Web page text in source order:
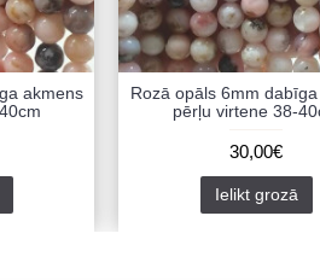
akmens
Rozā opāls 6mm
pērļu virtene 38-
30,00€
Ielikt grozā